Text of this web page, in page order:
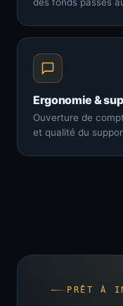
Ergonomie &
Ouverture de
et qualité du
PRÊT À